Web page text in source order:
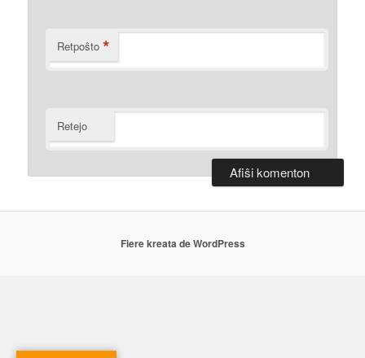
Retpoŝto *
Retejo
Fiere kreata de WordPress